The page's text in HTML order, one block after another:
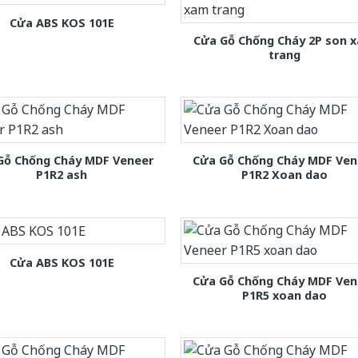
Cửa ABS KOS 101E
Cửa Gỗ Chống Cháy 2P son
trang
Chống Cháy MDF Veneer
P1R2 ash
Cửa Gỗ Chống Cháy MDF
P1R2 Xoan dao
Cửa ABS KOS 101E
Cửa Gỗ Chống Cháy MDF
P1R5 xoan dao